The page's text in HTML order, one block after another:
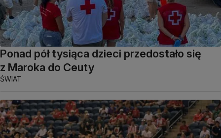
Ponad pół tysiąca dzieci przedostało się
z Maroka do Ceuty
ŚWIAT